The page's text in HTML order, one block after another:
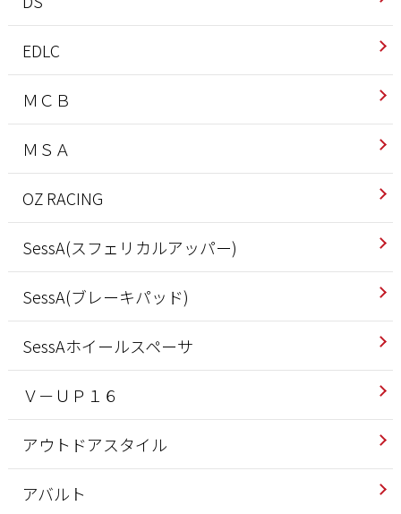
EDLC
ＭＣＢ
ＭＳＡ
OZ RACING
SessA(スフェリカルアッパー)
SessA(ブレーキパッド)
SessAホイールスペーサ
Ｖ－ＵＰ１６
アウトドアスタイル
アバルト